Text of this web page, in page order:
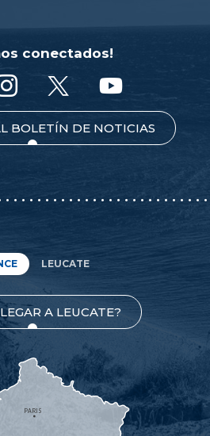
conectados!
BOLETÍN DE NOTICIAS
LEUCATE
A LEUCATE?
PARIS